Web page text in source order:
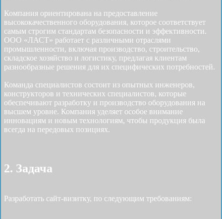
Компания ориентирована на предоставление
высококачественного оборудования, которое соответствует
самым строгим стандартам безопасности и эффективности.
ООО «ЛАСТ» работает с различными отраслями
промышленности, включая производство, строительство,
складское хозяйство и логистику, предлагая клиентам
разнообразные решения для их специфических потребностей.
Команда специалистов состоит из опытных инженеров,
конструкторов и технических специалистов, которые
обеспечивают разработку и производство оборудования на
высшем уровне. Компания уделяет особое внимание
инновациям и новым технологиям, чтобы продукция была
всегда на передовых позициях.
2. Задача
Разработать cайт-визитку, по следующим требованиям: